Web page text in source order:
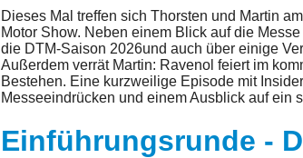
Dieses Mal treffen sich Thorsten und Martin
Motor Show. Neben einem Blick auf die
die DTM-Saison 2026und auch über einige
Außerdem verrät Martin: Ravenol feiert im
Bestehen. Eine kurzweilige Episode mit
Messeeindrücken und einem Ausblick auf ein
Einführungsrunde -